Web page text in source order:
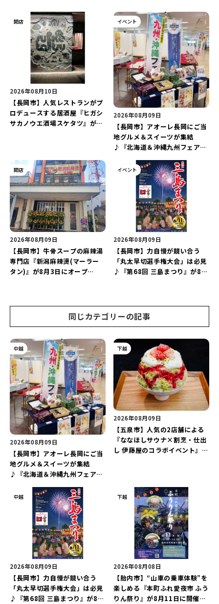
開店
2026年08月10日
【長岡市】人気レストランがプ
ロデュースする居酒屋『ヒガシ
サカノウエ酒場スケタツ』が7
イベント
2026年08月09日
【長岡市】アオーレ長岡にご当
地グルメ＆スイーツが集結
♪『北海道＆沖縄九州フェア
より開催！北海道限定「生食感
チェルシー」をゲットしよう♪
開店
2026年08月09日
【長岡市】牛骨スープの麻辣湯
専門店『新潟麻辣燙(マーラー
タン)』が8月3日にオープ
イベント
2026年08月09日
【長岡市】力自慢が競い合う
「丸太早切選手権大会」は必見
♪『第68回 三島まつり』が8月
同じカテゴリーの記事
中越
2026年08月09日
【長岡市】アオーレ長岡にご当
地グルメ＆スイーツが集結
♪『北海道＆沖縄九州フェア
より開催！北海道限定「生食感
チェルシー」をゲットしよう♪
下越
2026年08月09日
【五泉市】人気の2店舗による
『ななほしサウナ×割烹・仕出
し 伊藤屋のコラボイベント』が
中越
2026年08月09日
【長岡市】力自慢が競い合う
「丸太早切選手権大会」は必見
♪『第68回 三島まつり』が8月
下越
2026年08月08日
【胎内市】“山車の乗車体験”を
楽しめる『本町ふれ愛夜市 ふう
りん祭り』が8月11日に開催！